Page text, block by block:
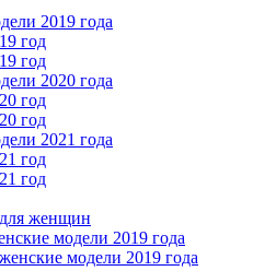
2019 года
год
год
2020 года
год
год
2021 года
год
год
женщин
модели 2019 года
модели 2019 года